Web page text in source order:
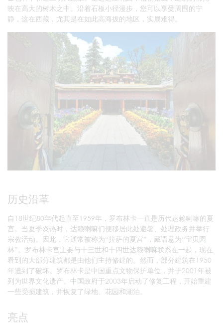
映在高大的树木之中。沿着石板小径漫步，您可以享受周围的宁
静，这在西藏，尤其是在如此高海拔的地区，实属难得。
历史沿革
自18世纪80年代起直至1959年，罗布林卡一直是历代达赖喇嘛的夏
宫。当夏季炎热时，达赖喇嘛们便移居此处避暑、处理政务并举行
宗教活动。因此，它通常被称为“拉萨的夏宫”，藏语意为“宝贝园
林”。罗布林卡宫主要与十三世和十四世达赖喇嘛联系在一起，现在
看到的大部分建筑都是由他们主持修建的。然而，部分建筑在1950
年遭到了破坏。罗布林卡是中国重点文物保护单位，并于2001年被
列为世界文化遗产。中国政府于2003年启动了修复工程，开始重建
一些受损建筑，并恢复了绿地、花园和湖泊。
亮点